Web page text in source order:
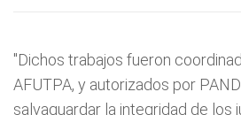
"Dichos trabajos fueron
AFUTPA, y autorizados por
salvaguardar la integridad de los